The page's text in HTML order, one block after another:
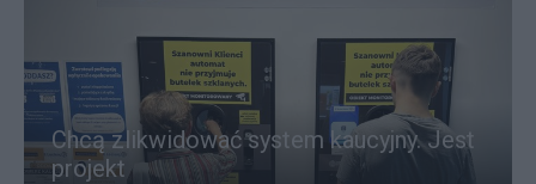
Chcą zlikwidować system kaucyjny. Jest
projekt